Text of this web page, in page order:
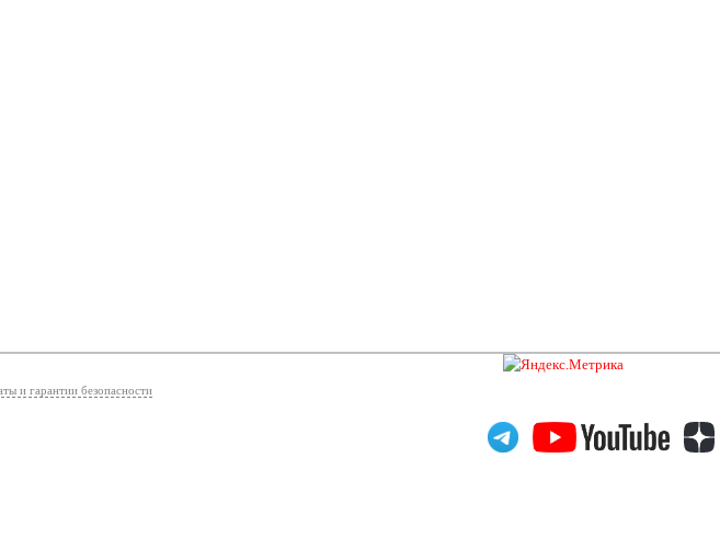
и гарантии безопасности